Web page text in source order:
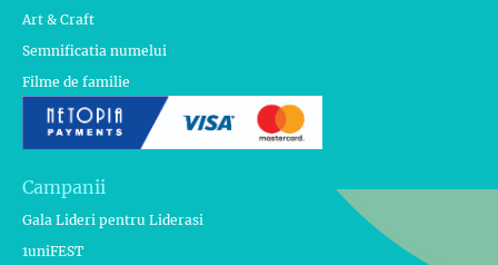
Art & Craft
Semnificatia numelui
Filme de familie
Campanii
Gala Lideri pentru Liderasi
1uniFEST